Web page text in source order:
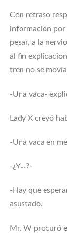
Con retraso
información por
pesar, a la
al fin
tren no se
-Una vaca-
Lady X creyó
-Una vaca en
-¿Y…?-
-Hay que
asustado.
Mr. W procuró